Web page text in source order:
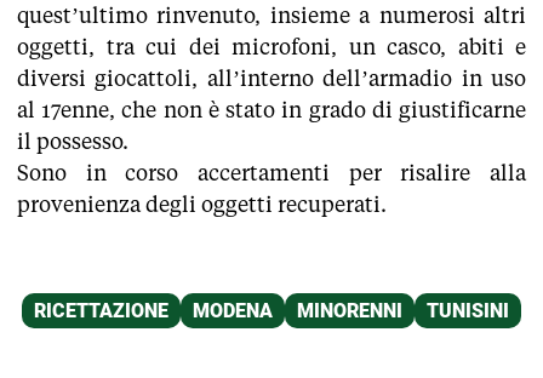
quest’ultimo rinvenuto, insieme a numerosi altri
oggetti, tra cui dei microfoni, un casco, abiti e
diversi giocattoli, all’interno dell’armadio in uso
al 17enne, che non è stato in grado di giustificarne
il possesso.
Sono in corso accertamenti per risalire alla
provenienza degli oggetti recuperati.